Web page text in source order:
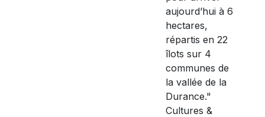
aujourd’hui à 6
hectares,
répartis en 22
îlots sur 4
communes de
la vallée de la
Durance."
Cultures &